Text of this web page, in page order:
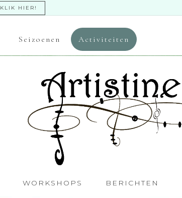
KLIK HIER!
Seizoenen Activiteiten
WORKSHOPS BERICHTEN